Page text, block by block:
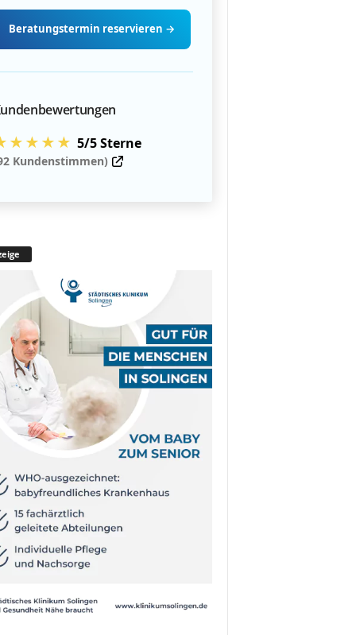
Beratungstermin reservieren →
5/5 Sterne
Kundenstimmen)